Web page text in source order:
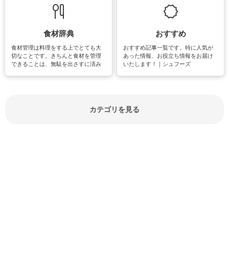
楽しめそうな趣味に関する情報をご
紹介しています。
食材辞典
食材管理は料理をする上でとても大
切なことです。きちんと食材を管理
できることは、無駄を出さすに済み
おすすめ
おすすめ記事一覧です。特に人気が
あった情報、お役立ち情報をお届け
いたします！｜シュフーズ
カテゴリを見る